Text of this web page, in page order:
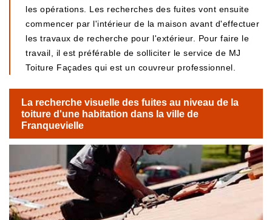
les opérations. Les recherches des fuites vont ensuite
commencer par l'intérieur de la maison avant d'effectuer
les travaux de recherche pour l'extérieur. Pour faire le
travail, il est préférable de solliciter le service de MJ
Toiture Façades qui est un couvreur professionnel.
La recherche visuelle des fuites au niveau de la
toiture d'une habitation dans la ville de
Franquevielle